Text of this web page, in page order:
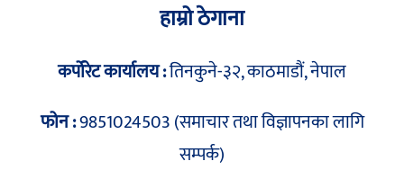
हाम्रो ठेगाना
कर्पोरेट कार्यालय :तिनकुने-३२, काठमाडौं, नेपाल
फोन :9851024503 (समाचार तथा विज्ञापनका लागि
सम्पर्क)